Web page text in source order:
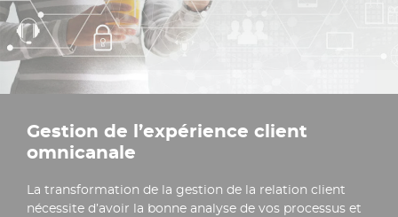
Gestion de l’expérience client
omnicanale
La transformation de la gestion de la relation client
nécessite d’avoir la bonne analyse de vos processus et